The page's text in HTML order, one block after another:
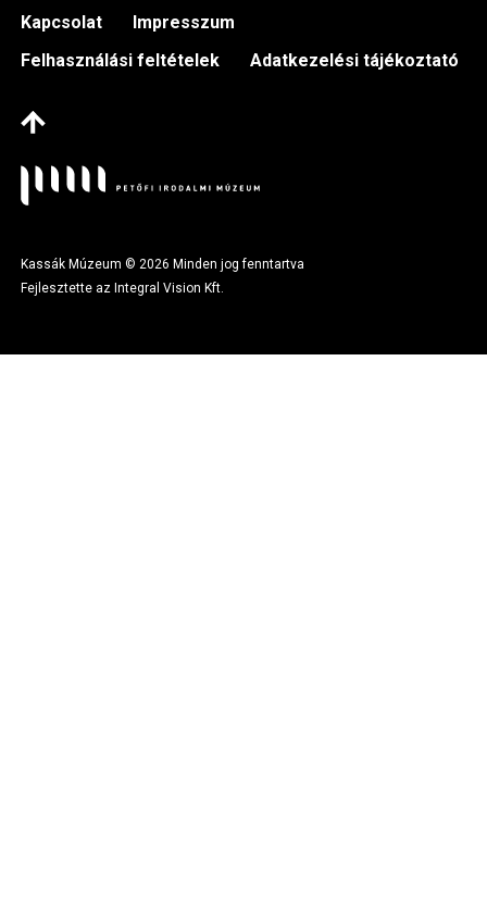
Footer
Kapcsolat
Impresszum
Felhasználási feltételek
Adatkezelési tájékoztató
Kassák Múzeum © 2026 Minden jog fenntartva
Fejlesztette az Integral Vision Kft.